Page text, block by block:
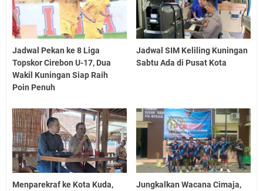
Jadwal Pekan ke 8 Liga
Topskor Cirebon U-17, Dua
Wakil Kuningan Siap Raih
Poin Penuh
Jadwal SIM Keliling Kuningan
Sabtu Ada di Pusat Kota
Menparekraf ke Kota Kuda,
Jungkalkan Wacana Cimaja,